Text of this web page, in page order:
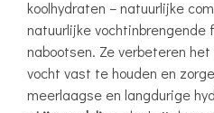
koolhydraten – natuurlijke
natuurlijke vochtinbrengende
nabootsen. Ze verbeteren
vocht vast te houden en
meerlaagse en langdurige